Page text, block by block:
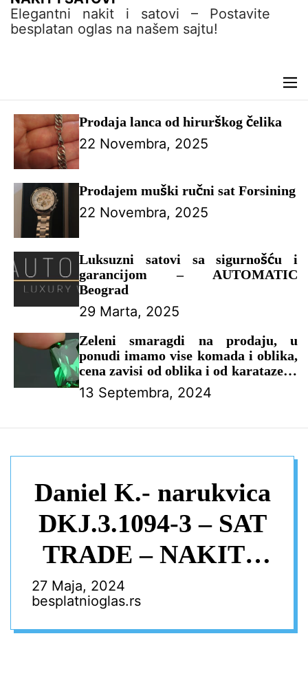
Elegantni nakit i satovi – Postavite
besplatan oglas na našem sajtu!
M
e
Prodaja lanca od hirurškog čelika
22 Novembra, 2025
Prodajem muški ručni sat Forsining
22 Novembra, 2025
Luksuzni satovi sa sigurnošću i
garancijom – AUTOMATIC
Beograd
29 Marta, 2025
Zeleni smaragdi na prodaju, u
ponudi imamo vise komada i oblika,
cena zavisi od oblika i od karataze, u
ponudi imamo i drugo drago
kamenje, nudimo mogućnost
0638861547
13 Septembra, 2024
Daniel K.- narukvica
DKJ.3.1094-3 – SAT
TRADE – NAKIT I
SATOVI
27 Maja, 2024
besplatnioglas.rs